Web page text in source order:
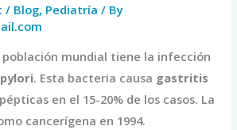
/ Blog, Pediatría / By
población mundial tiene la infección
. Esta bacteria causa gastritis
en el 15-20% de los casos. La
cancerígena en 1994.